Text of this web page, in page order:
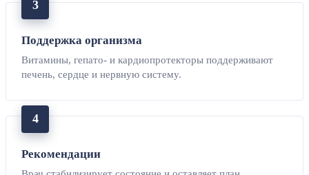
Поддержка организма
Витамины, гепато- и кардиопротекторы поддерживают
печень, сердце и нервную систему.
Рекомендации